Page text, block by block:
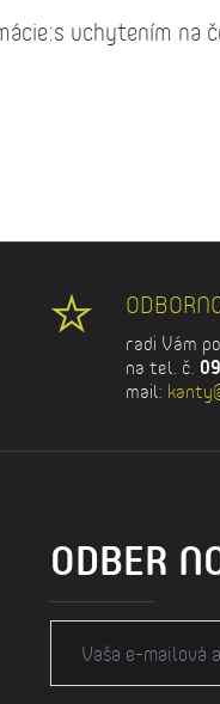
uchytením na
radi Vám
na tel. č.
mail:
ODBER